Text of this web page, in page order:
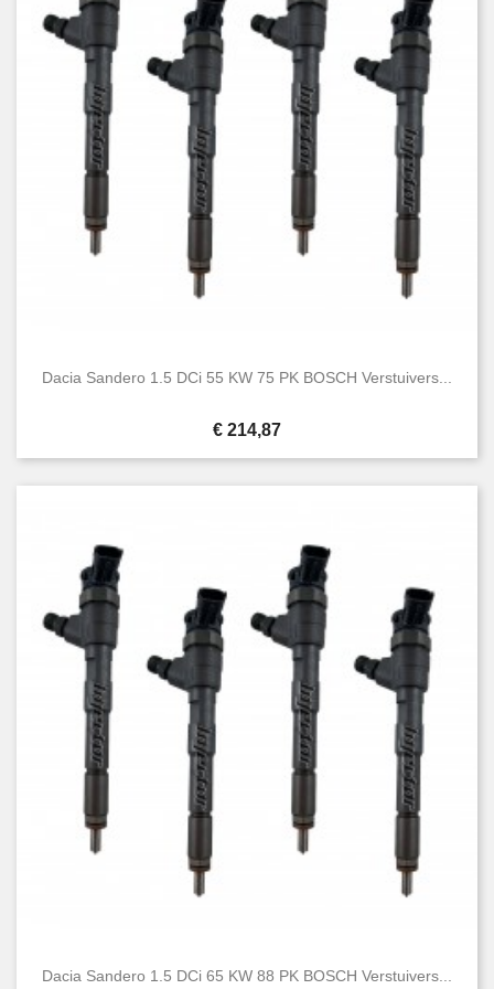
Dacia Sandero 1.5 DCi 55 KW 75 PK BOSCH Verstuivers...
Prijs
€ 214,87
Dacia Sandero 1.5 DCi 65 KW 88 PK BOSCH Verstuivers...